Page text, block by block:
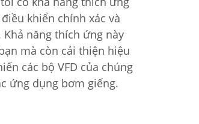
khiển chính xác và
năng thích ứng này
mà còn cải thiện hiệu
các bộ VFD của chúng
ứng dụng bơm giếng.